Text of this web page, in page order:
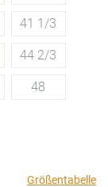
41 1/3
44 2/3
48
Größentabelle